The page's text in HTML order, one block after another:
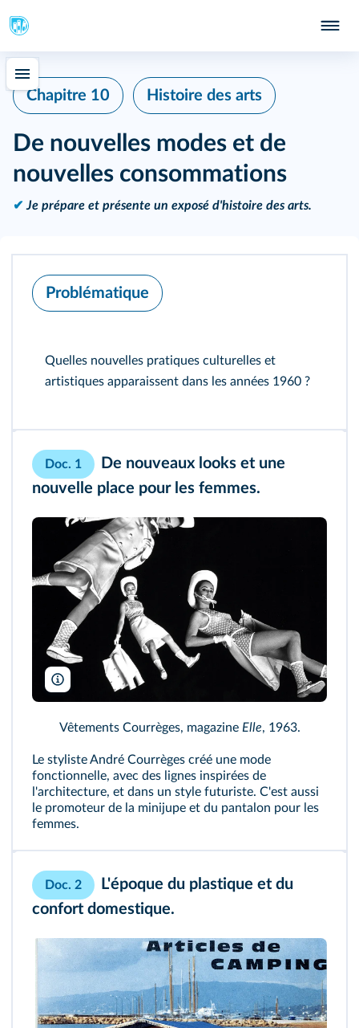
Chapitre 10 Histoire des arts
De nouvelles modes et de
nouvelles consommations
✔ Je prépare et présente un exposé d'histoire des arts.
Problématique
Quelles nouvelles pratiques culturelles et
artistiques apparaissent dans les années 1960 ?
Doc. 1
De nouveaux looks et une
nouvelle place pour les femmes.
Les Arts Décoratifs/Jean Tholance/AKG
Vêtements Courrèges, magazine Elle, 1963.
Le styliste André Courrèges créé une mode
fonctionnelle, avec des lignes inspirées de
l'architecture, et dans un style futuriste. C'est aussi
le promoteur de la minijupe et du pantalon pour les
femmes.
Doc. 2
L'époque du plastique et du
confort domestique.